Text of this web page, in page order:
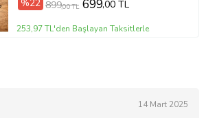
%22 899,00 TL 699,00 TL
253,97 TL'den Başlayan Taksitlerle
14 Mart 2025